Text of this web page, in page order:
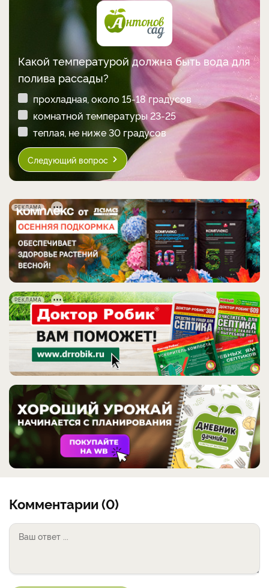
Какой температурой должна быть вода для
полива рассады?
прохладная, около 15-18 градусов
комнатной температуры 23-25
теплая, не ниже 30 градусов
Следующий вопрос
РЕКЛАМА
РЕКЛАМА
Комментарии (0)